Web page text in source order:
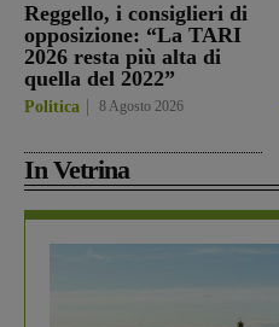
Reggello, i consiglieri di
opposizione: “La TARI
2026 resta più alta di
quella del 2022”
Politica 8 Agosto 2026
In Vetrina